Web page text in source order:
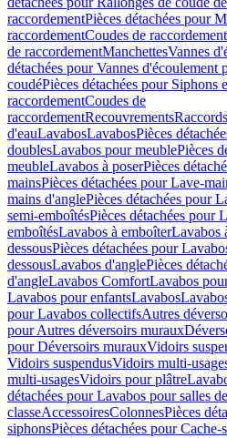
raccordementPièces détachées pour
raccordementCoudes de raccordement
de raccordementManchettesVannes
détachées pour Vannes d'écoulement
coudéPièces détachées pour Siphons
raccordementCoudes de
raccordementRecouvrementsRaccords
d'eauLavabosLavabosPièces
doublesLavabos pour meublePièces
meubleLavabos à poserPièces
mainsPièces détachées pour Lave-
mains d'anglePièces détachées pour
semi-emboîtésPièces détachées pour
emboîtésLavabos à emboîterLavabos
dessousPièces détachées pour
dessousLavabos d'anglePièces
d'angleLavabos ComfortLavabos
Lavabos pour enfantsLavabos
pour Lavabos collectifsAutres
pour Autres déversoirs muraux
pour Déversoirs murauxVidoirs
Vidoirs suspendusVidoirs multi-
multi-usagesVidoirs pour plâtre
détachées pour Lavabos pour salles de
classeAccessoiresColonnesPièces
siphonsPièces détachées pour Cache-